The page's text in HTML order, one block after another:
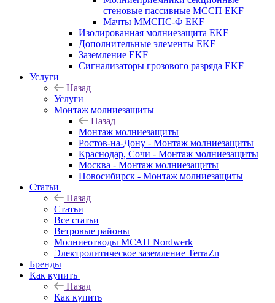
стеновые пассивные МССП EKF
Мачты ММСПС-Ф EKF
Изолированная молниезащита EKF
Дополнительные элементы EKF
Заземление EKF
Сигнализаторы грозового разряда EKF
Услуги
Назад
Услуги
Монтаж молниезащиты
Назад
Монтаж молниезащиты
Ростов-на-Дону - Монтаж молниезащиты
Краснодар, Сочи - Монтаж молниезащиты
Москва - Монтаж молниезащиты
Новосибирск - Монтаж молниезащиты
Статьи
Назад
Статьи
Все статьи
Ветровые районы
Молниеотводы МСАП Nordwerk
Электролитическое заземление TerraZn
Бренды
Как купить
Назад
Как купить